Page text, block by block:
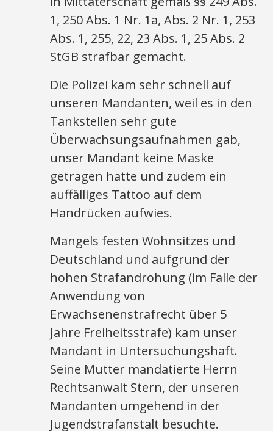
1, 250 Abs. 1 Nr. 1a, Abs. 2 Nr. 1, 253
Abs. 1, 255, 22, 23 Abs. 1, 25 Abs. 2
StGB strafbar gemacht.
Die Polizei kam sehr schnell auf
unseren Mandanten, weil es in den
Tankstellen sehr gute
Überwachsungsaufnahmen gab,
unser Mandant keine Maske
getragen hatte und zudem ein
auffälliges Tattoo auf dem
Handrücken aufwies.
Mangels festen Wohnsitzes und
Deutschland und aufgrund der
hohen Strafandrohung (im Falle der
Anwendung von
Erwachsenenstrafrecht über 5
Jahre Freiheitsstrafe) kam unser
Mandant in Untersuchungshaft.
Seine Mutter mandatierte Herrn
Rechtsanwalt Stern, der unseren
Mandanten umgehend in der
Jugendstrafanstalt besuchte.